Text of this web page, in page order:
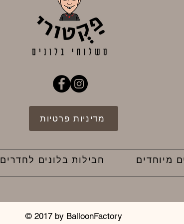
מדיניות פרטיות
מיוחדים חבילות בלונים לחדרים
© 2017 by BalloonFactory